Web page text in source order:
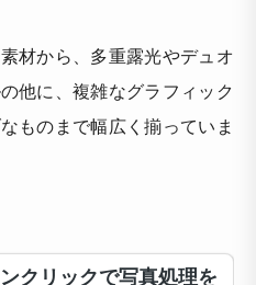
材から、多重露光やデュオ
他に、複雑なグラフィック
ものまで幅広く揃っていま